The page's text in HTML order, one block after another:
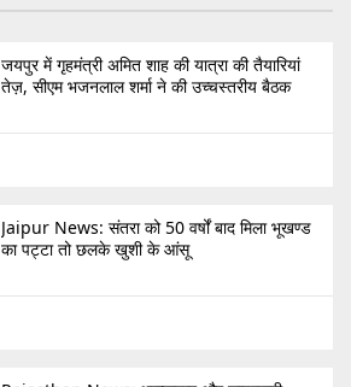
जयपुर में गृहमंत्री अमित शाह की यात्रा की तैयारियां
तेज़, सीएम भजनलाल शर्मा ने की उच्चस्तरीय बैठक
Jaipur News: संतरा को 50 वर्षों बाद मिला भूखण्ड
का पट्टा तो छलके खुशी के आंसू